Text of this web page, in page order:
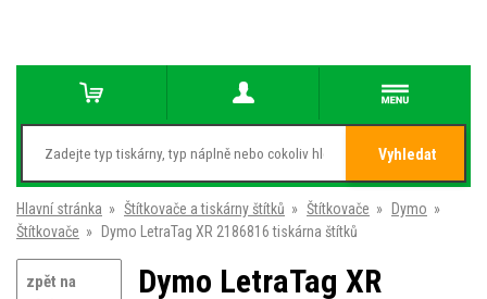
Vyhledat
Hlavní stránka » Štítkovače a tiskárny štítků » Štítkovače » Dymo »
Štítkovače » Dymo LetraTag XR 2186816 tiskárna štítků
zpět na
Dymo LetraTag XR